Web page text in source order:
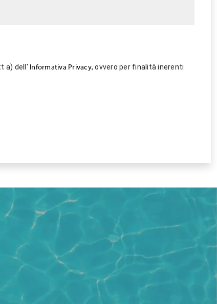
a) dell' Informativa Privacy, ovvero per finalità inerenti